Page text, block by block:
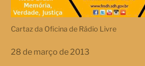
Cartaz da Oficina de Rádio Livre
28 de março de 2013